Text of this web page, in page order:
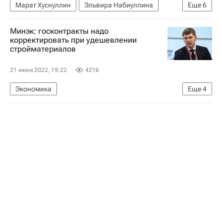
Еще6
Марат Хуснуллин
Эльвира Набиуллина
Экономика
Россия
Центральный Банк РФ (ЦБ РФ)
Рейтинговое агентство строительного комплекса (РАСК)
Строительство
Минэк: госконтракты надо
корректировать при удешевлении
стройматериалов
21 июня 2022, 19:22 4216
Еще4
Экономика
Министерство экономического развития РФ (Минэкономразвития России)